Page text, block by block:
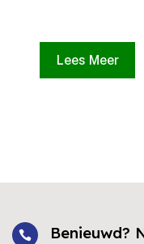
Lees Meer
 Benieuwd?